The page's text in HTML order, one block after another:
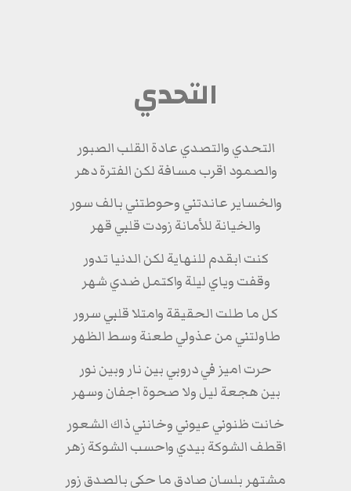
التحدي
التحدي والتصدي عادة القلب الصبور
والصمود اقرب مسافة لكن الفترة دهر
والخساير عاندتني وحوطتني بالف سور
والخيانة للأمانة زودت قلبي قهر
كنت ابقدم للنهاية لكن الدنيا تدور
وقفت وياي ليلة واكتمل ضدي شهر
كل ما طلت الحقيقة وامتلا قلبي سرور
طاولتني من عذولي طعنة وسط الظهر
حرت اميز في دروبي بين نار وبين نور
بين هجعة ليل ولا صحوة اجفان وسهر
خانت ظنوني عيوني وخانني ذاك الشعور
اقطف الشوكة بيدي واحسب الشوكة زهر
مشتهر بلسان صادق ما حكى بالصدق زور